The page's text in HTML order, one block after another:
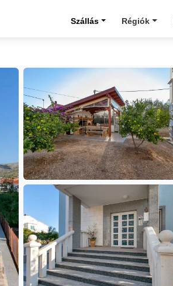
Szállás Régiók